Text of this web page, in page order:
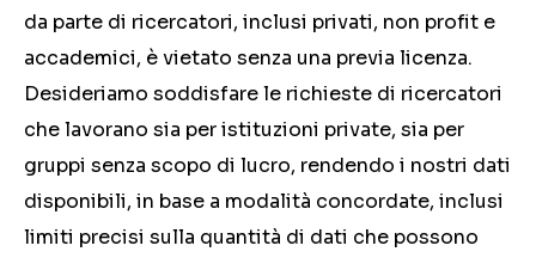
da parte di ricercatori, inclusi privati, non profit e
accademici, è vietato senza una previa licenza.
Desideriamo soddisfare le richieste di ricercatori
che lavorano sia per istituzioni private, sia per
gruppi senza scopo di lucro, rendendo i nostri dati
disponibili, in base a modalità concordate, inclusi
limiti precisi sulla quantità di dati che possono